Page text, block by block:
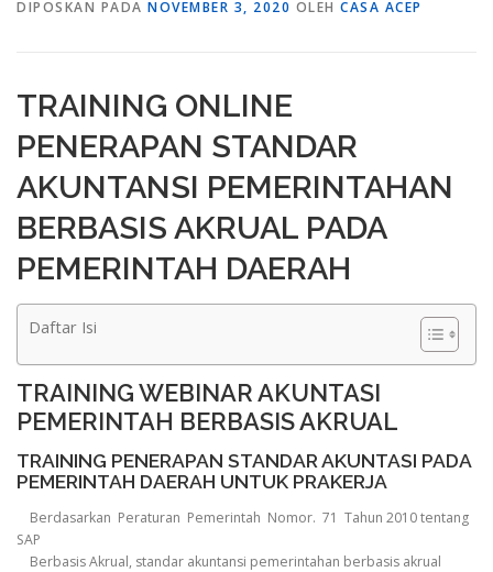
DIPOSKAN PADA NOVEMBER 3, 2020 OLEH CASA ACEP
TRAINING ONLINE
PENERAPAN STANDAR
AKUNTANSI PEMERINTAHAN
BERBASIS AKRUAL PADA
PEMERINTAH DAERAH
Daftar Isi
TRAINING WEBINAR AKUNTASI
PEMERINTAH BERBASIS AKRUAL
TRAINING PENERAPAN STANDAR AKUNTASI PADA
PEMERINTAH DAERAH UNTUK PRAKERJA
Berdasarkan Peraturan Pemerintah Nomor. 71 Tahun 2010 tentang
SAP
Berbasis Akrual, standar akuntansi pemerintahan berbasis akrual